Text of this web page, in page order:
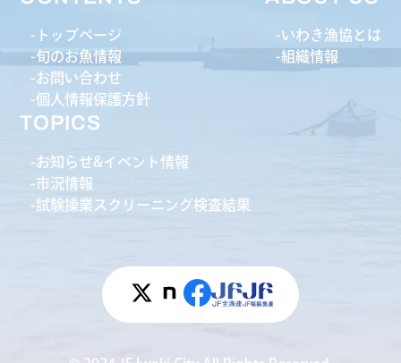
トップページ
旬のお魚情報
お問い合わせ
個人情報保護方針
いわき漁協とは
組織情報
TOPICS
お知らせ&イベント情報
市況情報
試験操業スクリーニング検査結果